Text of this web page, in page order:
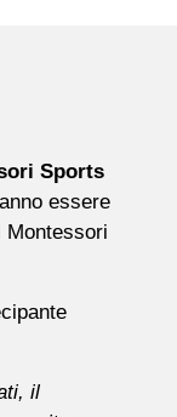
Sports
essere
Montessori
il